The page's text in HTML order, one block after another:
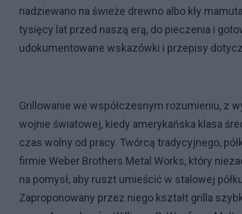
nadziewano na świeże drewno albo kły
tysięcy lat przed naszą erą, do pieczenia i
udokumentowane wskazówki i przepisy
Grillowanie we współczesnym rozumieniu, z
wojnie światowej, kiedy amerykańska klasa
czas wolny od pracy. Twórcą tradycyjnego,
firmie Weber Brothers Metal Works, który
na pomysł, aby ruszt umieścić w stalowej
Zaproponowany przez niego kształt grilla